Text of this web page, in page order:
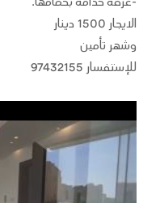
الايجار 1500 دينار
وشهر تأمين
للإستفسار 97432155